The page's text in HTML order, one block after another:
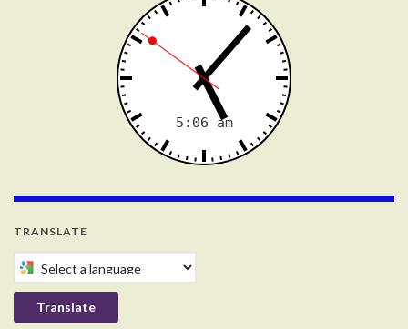
TRANSLATE
Select a language to translate this page
Translate